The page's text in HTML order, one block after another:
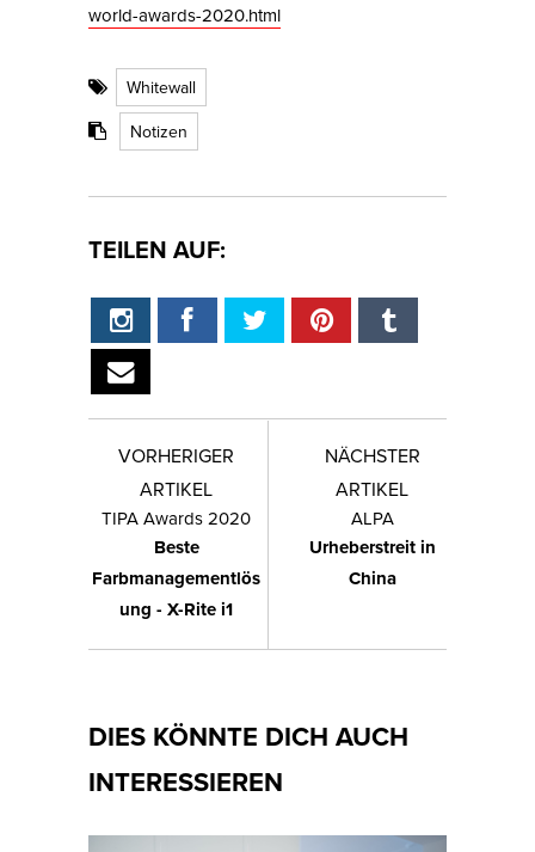
world-awards-2020.html
Whitewall
Notizen
TEILEN AUF:
VORHERIGER
ARTIKEL
TIPA Awards 2020
Beste
Farbmanagementlös
ung - X-Rite i1
NÄCHSTER
ARTIKEL
ALPA
Urheberstreit in
China
DIES KÖNNTE DICH AUCH
INTERESSIEREN